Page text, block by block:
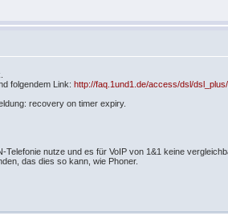
folgendem Link:http://faq.1und1.de/access/dsl/
recovery on timer expiry.
nutze und es für VoIP von 1&1 keine
das dies so kann, wie Phoner.